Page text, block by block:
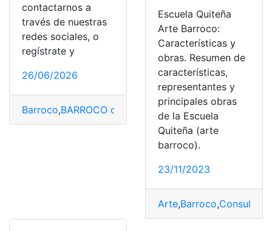
contactarnos a
través de nuestras
redes sociales, o
regístrate y
26/06/2026
Barroco,BARROCO quiteño quiteño
Escuela Quiteña
Arte Barroco:
Características y
obras. Resumen de
características,
representantes y
principales obras
de la Escuela
Quiteña (arte
barroco).
23/11/2023
Arte,Barroco,Consulta